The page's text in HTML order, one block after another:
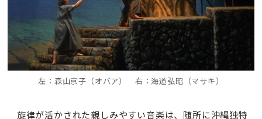
左：森山京子（オバア） 右：海道弘昭（マサキ）
旋律が活かされた親しみやすい音楽は、随所に沖縄独特